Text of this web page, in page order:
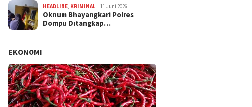
HEADLINE, KRIMINAL 11 Juni 2026
Oknum Bhayangkari Polres
Dompu Ditangkap…
EKONOMI